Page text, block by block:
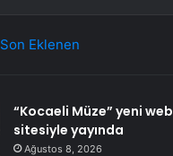
Son Eklenen
“Kocaeli Müze” yeni web
sitesiyle yayında
Ağustos 8, 2026